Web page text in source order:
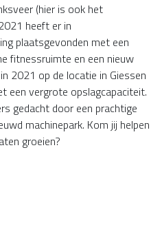
(hier is ook het
heeft er in
plaatsgevonden met een
fitnessruimte en een nieuw
2021 op de locatie in Giessen
een vergrote opslagcapaciteit.
gedacht door een prachtige
machinepark. Kom jij helpen
groeien?